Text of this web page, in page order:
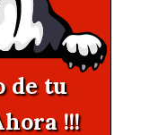
de tu
!!!